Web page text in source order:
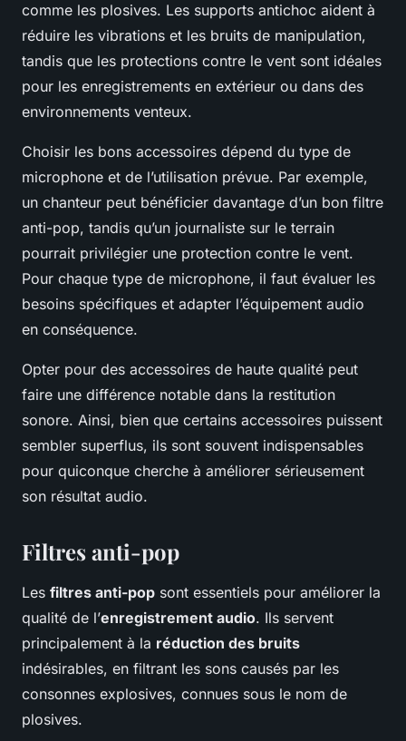
comme les plosives. Les supports antichoc aident à
réduire les vibrations et les bruits de manipulation,
tandis que les protections contre le vent sont idéales
pour les enregistrements en extérieur ou dans des
environnements venteux.
Choisir les bons accessoires dépend du type de
microphone et de l’utilisation prévue. Par exemple,
un chanteur peut bénéficier davantage d’un bon filtre
anti-pop, tandis qu’un journaliste sur le terrain
pourrait privilégier une protection contre le vent.
Pour chaque type de microphone, il faut évaluer les
besoins spécifiques et adapter l’équipement audio
en conséquence.
Opter pour des accessoires de haute qualité peut
faire une différence notable dans la restitution
sonore. Ainsi, bien que certains accessoires puissent
sembler superflus, ils sont souvent indispensables
pour quiconque cherche à améliorer sérieusement
son résultat audio.
Filtres anti-pop
Les filtres anti-pop sont essentiels pour améliorer la
qualité de l’enregistrement audio. Ils servent
principalement à la réduction des bruits
indésirables, en filtrant les sons causés par les
consonnes explosives, connues sous le nom de
plosives.